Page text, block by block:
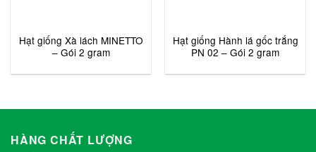
Hạt giống Xà lách MINETTO
– Gói 2 gram
Hạt giống Hành lá gốc trắng
PN 02 – Gói 2 gram
HÀNG CHẤT LƯỢNG